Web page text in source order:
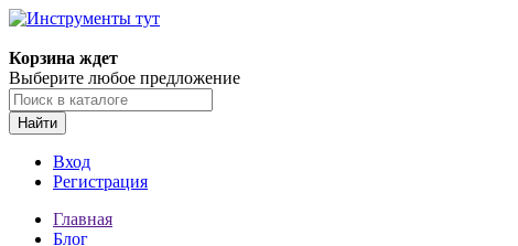
Корзина ждет
Выберите любое предложение
Найти
Вход
Регистрация
Главная
Блог